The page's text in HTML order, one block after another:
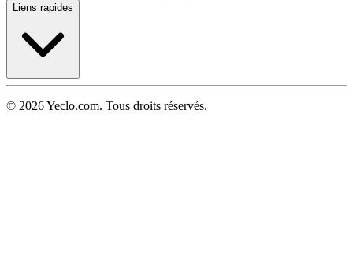
Liens rapides
© 2026 Yeclo.com. Tous droits réservés.